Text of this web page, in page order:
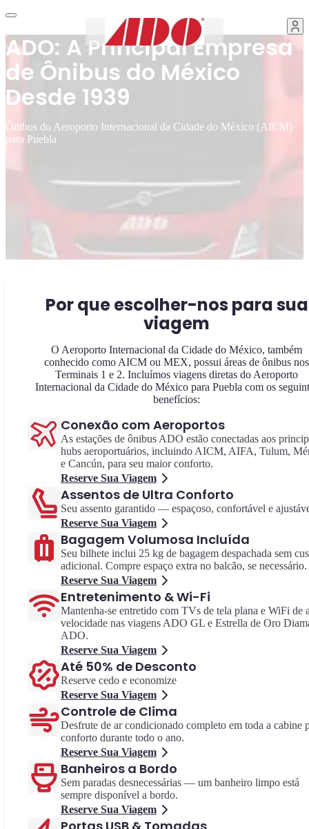
ADO: A Principal Empresa
de Ônibus do México
Desde 1939
Ônibus do Aeroporto Internacional da Cidade do México (AICM)
para Puebla
Por que escolher-nos para sua
viagem
O Aeroporto Internacional da Cidade do México, também
conhecido como AICM ou MEX, possui áreas de ônibus nos
Terminais 1 e 2. Incluímos viagens diretas do Aeroporto
Internacional da Cidade do México para Puebla com os
benefícios:
Conexão com Aeroportos
As estações de ônibus ADO estão conectadas aos
hubs aeroportuários, incluindo AICM, AIFA, Tulum,
e Cancún, para seu maior conforto.
Reserve Sua Viagem
Assentos de Ultra Conforto
Seu assento garantido — espaçoso, confortável e
Reserve Sua Viagem
Bagagem Volumosa Incluída
Seu bilhete inclui 25 kg de bagagem despachada sem
adicional. Compre espaço extra no balcão, se necessário.
Reserve Sua Viagem
Entretenimento & Wi-Fi
Mantenha-se entretido com TVs de tela plana e WiFi de
velocidade nas viagens ADO GL e Estrella de Oro
ADO.
Reserve Sua Viagem
Até 50% de Desconto
Reserve cedo e economize
Reserve Sua Viagem
Controle de Clima
Desfrute de ar condicionado completo em toda a cabine
conforto durante todo o ano.
Reserve Sua Viagem
Banheiros a Bordo
Sem paradas desnecessárias — um banheiro limpo está
sempre disponível a bordo.
Reserve Sua Viagem